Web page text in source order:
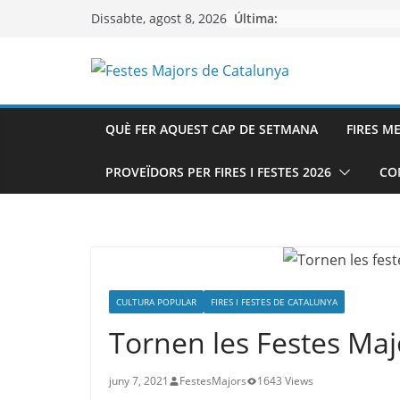
Dissabte, agost 8, 2026 Última:
QUÈ FER AQUEST CAP DE SETMANA FIRES
PROVEÏDORS PER FIRES I FESTES 2026
CULTURA POPULAR FIRES I FESTES DE CATALUNYA
Tornen les Festes
juny 7, 2021 FestesMajors 1643 Views